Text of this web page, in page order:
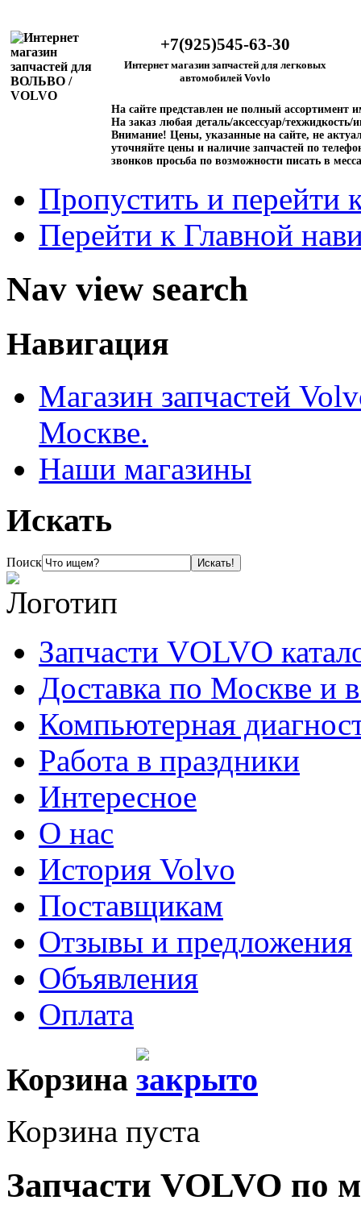
+7(925)545-63-30
Интернет магазин запчастей для легковых
автомобилей Vovlo
На сайте представлен не полный ассортимент
На заказ любая деталь/аксессуар/техжидкость/
Внимание! Цены, указанные на сайте, не
уточняйте цены и наличие запчастей по
звонков просьба по возможности писать в
Пропустить и перейти
Перейти к Главной
Nav view search
Навигация
Магазин запчастей
Москве.
Наши магазины
Искать
Поиск
Запчасти VOLVO
Доставка по Москве и
Компьютерная
Работа в праздники
Интересное
О нас
История Volvo
Поставщикам
Отзывы и предложения
Объявления
Оплата
Корзина
Корзина пуста
Запчасти VOLVO по